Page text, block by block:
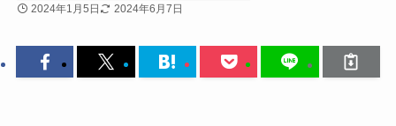
2024年1月5日 2024年6月7日